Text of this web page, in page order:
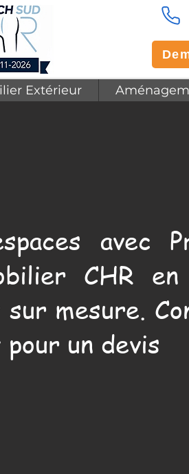
Extérieur
avec
CHR en
mesure.
un devis